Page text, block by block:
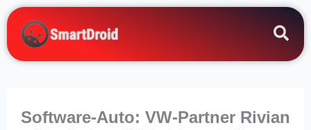
Zum
Inhalt
springen
Software-Auto: VW-Partner Rivian